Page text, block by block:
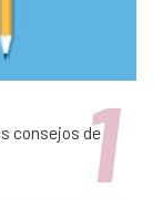
consejos de